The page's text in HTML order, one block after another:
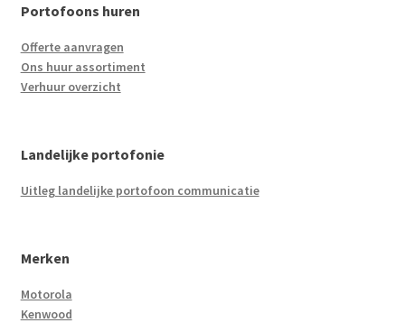
Portofoons huren
Offerte aanvragen
Ons huur assortiment
Verhuur overzicht
Landelijke portofonie
Uitleg landelijke portofoon communicatie
Merken
Motorola
Kenwood